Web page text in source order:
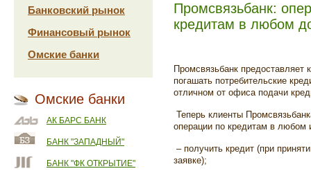
Банковский рынок
Финансовый рынок
Омские банки
Омские банки
АК БАРС БАНК
БАНК "ЗАПАДНЫЙ"
БАНК "ФК ОТКРЫТИЕ"
Промсвязьбанк:
кредитам в любом
Промсвязьбанк предоставляет
погашать потребительские
отличном от офиса подачи
Теперь клиенты
операции по кредитам в любом
– получить кредит (при
заявке);